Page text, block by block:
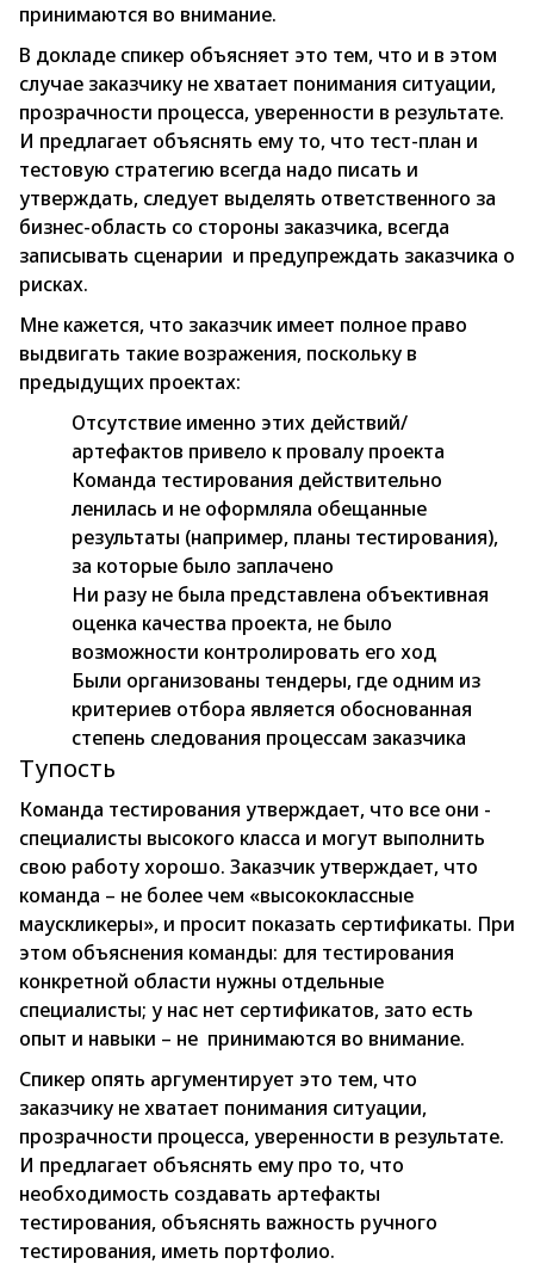
принимаются во внимание.
В докладе спикер объясняет это тем, что и в этом
случае заказчику не хватает понимания ситуации,
прозрачности процесса, уверенности в результате.
И предлагает объяснять ему то, что тест-план и
тестовую стратегию всегда надо писать и
утверждать, следует выделять ответственного за
бизнес-область со стороны заказчика, всегда
записывать сценарии и предупреждать заказчика о
рисках.
Мне кажется, что заказчик имеет полное право
выдвигать такие возражения, поскольку в
предыдущих проектах:
Отсутствие именно этих действий/
артефактов привело к провалу проекта
Команда тестирования действительно
ленилась и не оформляла обещанные
результаты (например, планы тестирования),
за которые было заплачено
Ни разу не была представлена объективная
оценка качества проекта, не было
возможности контролировать его ход
Были организованы тендеры, где одним из
критериев отбора является обоснованная
степень следования процессам заказчика
Тупость
Команда тестирования утверждает, что все они -
специалисты высокого класса и могут выполнить
свою работу хорошо. Заказчик утверждает, что
команда – не более чем «высококлассные
маускликеры», и просит показать сертификаты. При
этом объяснения команды: для тестирования
конкретной области нужны отдельные
специалисты; у нас нет сертификатов, зато есть
опыт и навыки – не принимаются во внимание.
Спикер опять аргументирует это тем, что
заказчику не хватает понимания ситуации,
прозрачности процесса, уверенности в результате.
И предлагает объяснять ему про то, что
необходимость создавать артефакты
тестирования, объяснять важность ручного
тестирования, иметь портфолио.